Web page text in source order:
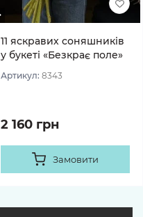
11 яскравих соняшників
у букеті «Безкрає поле»
Артикул: 8343
2 160 грн
Замовити